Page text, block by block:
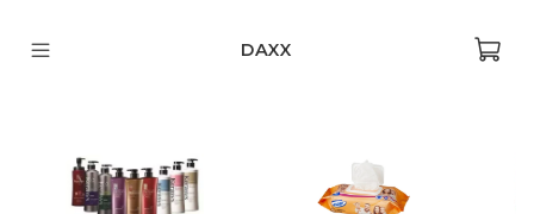
DAXX